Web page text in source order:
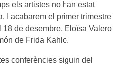
els artistes no han estat
I acabarem el primer trimestre
18 de desembre, Eloïsa Valero
de Frida Kahlo.
conferències siguin del